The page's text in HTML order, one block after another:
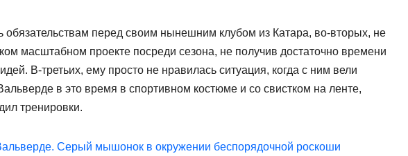
обязательствам перед своим нынешним клубом из Катара, во-вторых, не
масштабном проекте посреди сезона, не получив достаточно времени
В-третьих, ему просто не нравилась ситуация, когда с ним вели
в это время в спортивном костюме и со свистком на ленте,
тренировки.
Серый мышонок в окружении беспорядочной роскоши